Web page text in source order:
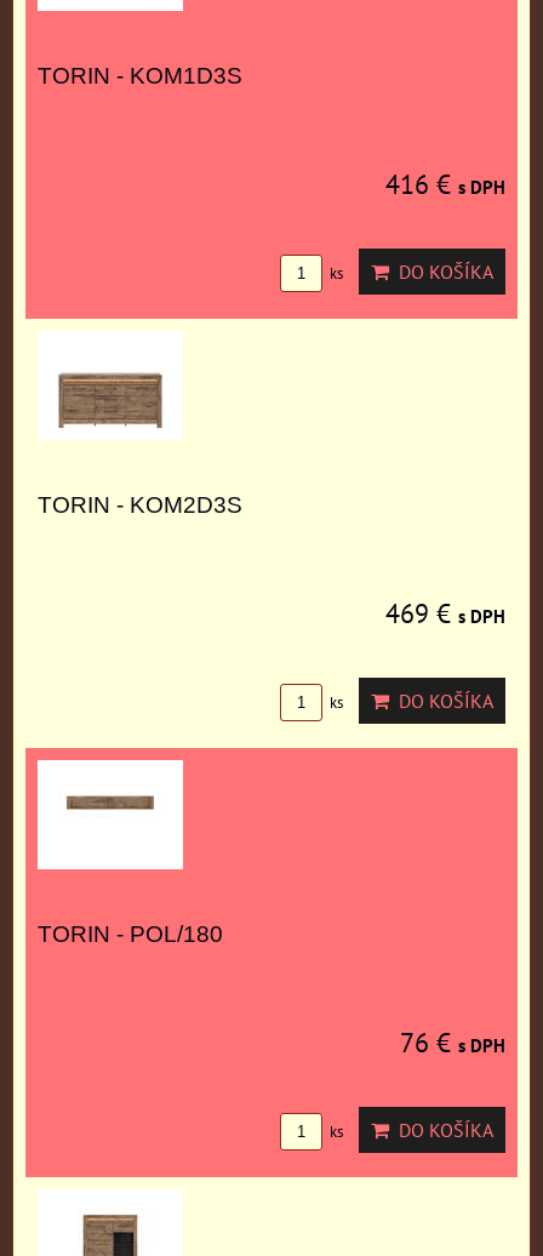
TORIN - KOM1D3S
416 € s DPH
ks DO KOŠÍKA
TORIN - KOM2D3S
469 € s DPH
ks DO KOŠÍKA
TORIN - POL/180
76 € s DPH
ks DO KOŠÍKA